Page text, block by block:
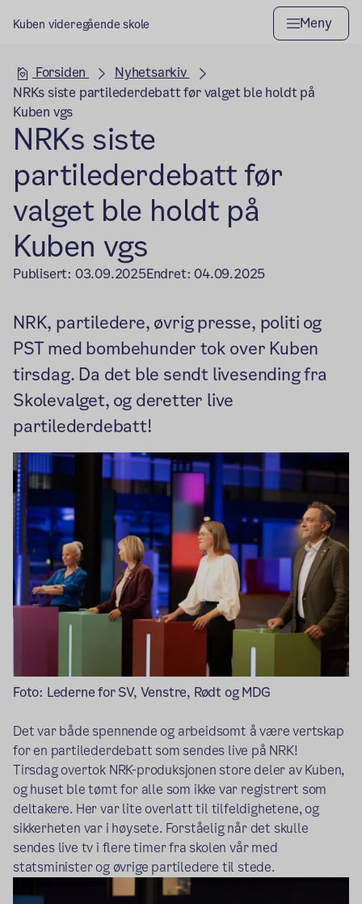
Kuben videregående skole Meny
Hovedseksjon
Forsiden
Nyhetsarkiv
NRKs siste partilederdebatt før valget ble holdt på
Kuben vgs
NRKs siste
partilederdebatt før
valget ble holdt på
Kuben vgs
Publisert: 03.09.2025Endret:04.09.2025
NRK, partiledere, øvrig presse, politi og
PST med bombehunder tok over Kuben
tirsdag. Da det ble sendt livesending fra
Skolevalget, og deretter live
partilederdebatt!
Foto: Lederne for SV, Venstre, Rødt og MDG
Det var både spennende og arbeidsomt å være vertskap
for en partilederdebatt som sendes live på NRK!
Tirsdag overtok NRK-produksjonen store deler av Kuben,
og huset ble tømt for alle som ikke var registrert som
deltakere. Her var lite overlatt til tilfeldighetene, og
sikkerheten var i høysete. Forståelig når det skulle
sendes live tv i flere timer fra skolen vår med
statsminister og øvrige partiledere til stede.